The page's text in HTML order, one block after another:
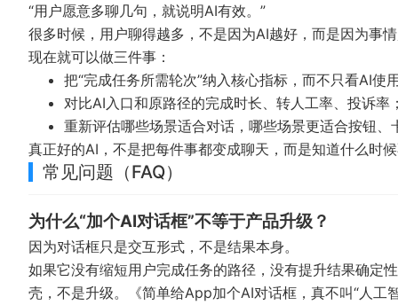
“用户愿意多聊几句，就说明AI有效。”
很多时候，用户聊得越多，不是因为AI越好，而是因为事
现在就可以做三件事：
把“完成任务所需轮次”纳入核心指标，而不只看AI使
对比AI入口和原路径的完成时长、转人工率、投诉率
重新评估哪些场景适合对话，哪些场景更适合按钮、
真正好的AI，不是把每件事都变成聊天，而是知道什么时
常见问题（FAQ）
为什么“加个AI对话框”不等于产品升级？
因为对话框只是交互形式，不是结果本身。
如果它没有缩短用户完成任务的路径，没有提升结果确定
壳，不是升级。
《简单给App加个AI对话框，真不叫“人工